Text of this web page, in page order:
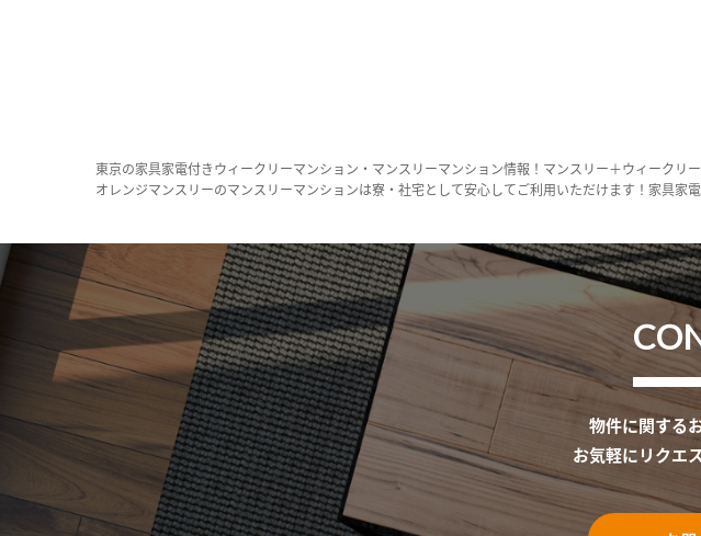
東京の家具家電付きウィークリーマンション・マンスリーマンション情報！マンスリー＋ウィークリ
オレンジマンスリーのマンスリーマンションは寮・社宅として安心してご利用いただけます！家具家電
物件に関する
お気軽にリクエ